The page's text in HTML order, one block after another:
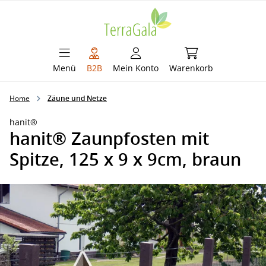
Menü B2B Mein Konto Warenkorb
Warenkorb
Home Zäune und Netze
hanit®
hanit® Zaunpfosten mit
Spitze, 125 x 9 x 9cm, braun